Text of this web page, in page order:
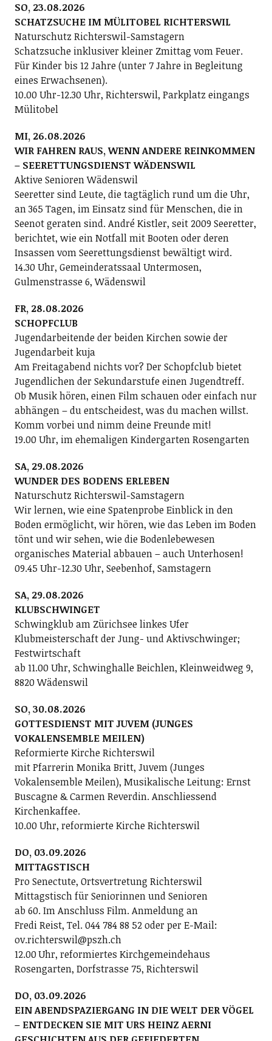
SO, 23.08.2026
SCHATZSUCHE IM MÜLITOBEL RICHTERSWIL
Naturschutz Richterswil-Samstagern
Schatzsuche inklusiver kleiner Zmittag vom Feuer.
Für Kinder bis 12 Jahre (unter 7 Jahre in Begleitung
eines Erwachsenen).
10.00 Uhr-12.30 Uhr, Richterswil, Parkplatz eingangs
Mülitobel
MI, 26.08.2026
WIR FAHREN RAUS, WENN ANDERE REINKOMMEN
– SEERETTUNGSDIENST WÄDENSWIL
Aktive Senioren Wädenswil
Seeretter sind Leute, die tagtäglich rund um die Uhr,
an 365 Tagen, im Einsatz sind für Menschen, die in
Seenot geraten sind. André Kistler, seit 2009 Seeretter,
berichtet, wie ein Notfall mit Booten oder deren
Insassen vom Seerettungsdienst bewältigt wird.
14.30 Uhr, Gemeinderatssaal Untermosen,
Gulmenstrasse 6, Wädenswil
FR, 28.08.2026
SCHOPFCLUB
Jugendarbeitende der beiden Kirchen sowie der
Jugendarbeit kuja
Am Freitagabend nichts vor? Der Schopfclub bietet
Jugendlichen der Sekundarstufe einen Jugendtreff.
Ob Musik hören, einen Film schauen oder einfach nur
abhängen – du entscheidest, was du machen willst.
Komm vorbei und nimm deine Freunde mit!
19.00 Uhr, im ehemaligen Kindergarten Rosengarten
SA, 29.08.2026
WUNDER DES BODENS ERLEBEN
Naturschutz Richterswil-Samstagern
Wir lernen, wie eine Spatenprobe Einblick in den
Boden ermöglicht, wir hören, wie das Leben im Boden
tönt und wir sehen, wie die Bodenlebewesen
organisches Material abbauen – auch Unterhosen!
09.45 Uhr-12.30 Uhr, Seebenhof, Samstagern
SA, 29.08.2026
KLUBSCHWINGET
Schwingklub am Zürichsee linkes Ufer
Klubmeisterschaft der Jung- und Aktivschwinger;
Festwirtschaft
ab 11.00 Uhr, Schwinghalle Beichlen, Kleinweidweg 9,
8820 Wädenswil
SO, 30.08.2026
GOTTESDIENST MIT JUVEM (JUNGES
VOKALENSEMBLE MEILEN)
Reformierte Kirche Richterswil
mit Pfarrerin Monika Britt, Juvem (Junges
Vokalensemble Meilen), Musikalische Leitung: Ernst
Buscagne & Carmen Reverdin. Anschliessend
Kirchenkaffee.
10.00 Uhr, reformierte Kirche Richterswil
DO, 03.09.2026
MITTAGSTISCH
Pro Senectute, Ortsvertretung Richterswil
Mittagstisch für Seniorinnen und Senioren
ab 60. Im Anschluss Film. Anmeldung an
Fredi Reist, Tel. 044 784 88 52 oder per E-Mail:
ov.richterswil@pszh.ch
12.00 Uhr, reformiertes Kirchgemeindehaus
Rosengarten, Dorfstrasse 75, Richterswil
DO, 03.09.2026
EIN ABENDSPAZIERGANG IN DIE WELT DER VÖGEL
– ENTDECKEN SIE MIT URS HEINZ AERNI